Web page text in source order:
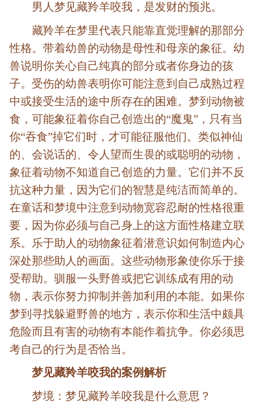
男人梦见藏羚羊咬我，是发财的预兆。
藏羚羊在梦里代表只能靠直觉理解的那部分
性格。带着幼兽的动物是母性和母亲的象征。幼
兽说明你关心自己纯真的部分或者你身边的孩
子。受伤的幼兽表明你可能注意到自己成熟过程
中或接受生活的途中所存在的困难。梦到动物被
食，可能象征着你自己创造出的“魔鬼”，只有当
你“吞食”掉它们时，才可能征服他们。类似神仙
的、会说话的、令人望而生畏的或聪明的动物，
象征着动物不知道自己创造的力量。它们并不反
抗这种力量，因为它们的智慧是纯洁而简单的。
在童话和梦境中注意到动物宽容忍耐的性格很重
要，因为你必须与自己身上的这方面性格建立联
系。乐于助人的动物象征着潜意识如何制造内心
深处那些助人的画面。这些动物形象使你乐于接
受帮助。驯服一头野兽或把它训练成有用的动
物，表示你努力抑制并善加利用的本能。如果你
梦到寻找躲避野兽的地方，表示你和生活中颇具
危险而且有害的动物有本能作着抗争。你必须思
考自己的行为是否恰当。
梦见藏羚羊咬我的案例解析
梦境：梦见藏羚羊咬我是什么意思？